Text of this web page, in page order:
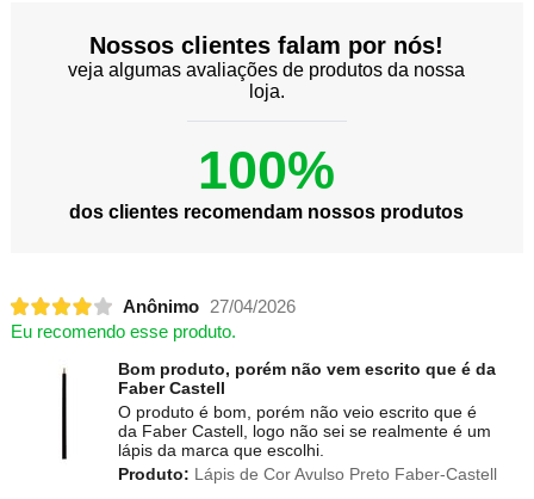
Nossos clientes falam por nós!
veja algumas avaliações de produtos da nossa
loja.
100%
dos clientes recomendam nossos produtos
Anônimo
27/04/2026
Eu recomendo esse produto.
Bom produto, porém não vem escrito que é da
Faber Castell
O produto é bom, porém não veio escrito que é
da Faber Castell, logo não sei se realmente é um
lápis da marca que escolhi.
Produto: Lápis de Cor Avulso Preto Faber-Castell